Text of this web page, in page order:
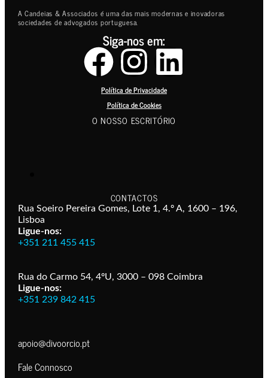
A Candeias & Associados é uma das mais modernas e inovadoras
sociedades de advogados portuguesa.
Siga-nos em:
Política de Privacidade
Política de Cookies
O NOSSO ESCRITÓRIO
CONTACTOS
Rua Soeiro Pereira Gomes, Lote 1, 4.º A, 1600 – 196,
Lisboa
Ligue-nos:
+351 211 455 415
Rua do Carmo 54, 4ºU, 3000 – 098 Coimbra
Ligue-nos:
+351 239 842 415
apoio@divoorcio.pt
Fale Connosco